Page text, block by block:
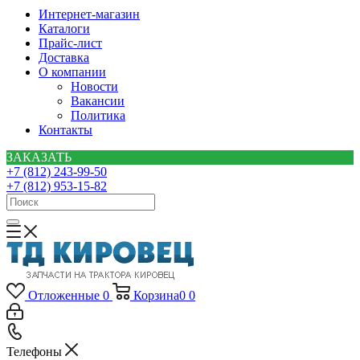
Интернет-магазин
Каталоги
Прайс-лист
Доставка
О компании
Новости
Вакансии
Политика
Контакты
ЗАКАЗАТЬ
+7 (812) 243-99-50
+7 (812) 953-15-82
Отложенные 0 Корзина0 0
Телефоны